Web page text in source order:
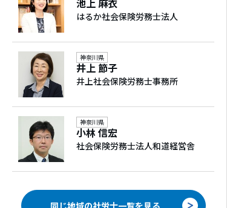
対応事業規模
1人～10人、11人～30人、31人～50人、51人
～100人、101人～300人
経歴
日本で唯一の「派遣に強い」、東大卒女性社
労士。
結婚後は、夫と共に転勤を繰り返す生活が続
く中、
いろんな地域、職種での仕事を経験した。
そんな中で、正社員はもちろん、パートアル
バイト、
池上 麻衣
はるか社会保険労務士法人
井上 節子
神奈川県
井上社会保険労務士事務所
小林 信宏
神奈川県
社会保険労務士法人和道経営舎
同じ地域の社労士一覧を見る